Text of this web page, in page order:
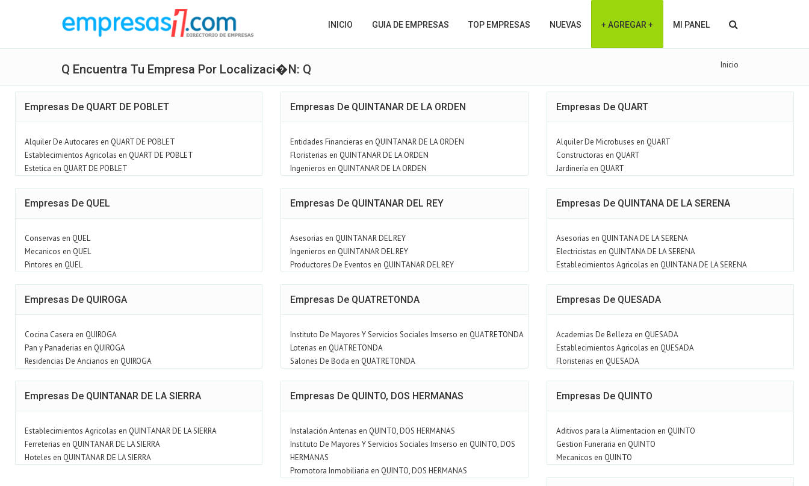
INICIO GUIA DE EMPRESAS TOP EMPRESAS NUEVAS + AGREGAR + MI PANEL
Q Encuentra Tu Empresa Por Localizaci�n: Q Inicio
Empresas De QUART DE POBLET
Alquiler De Autocares en QUART DE POBLET
Establecimientos Agricolas en QUART DE POBLET
Estetica en QUART DE POBLET
Empresas De QUINTANAR DE LA ORDEN
Entidades Financieras en QUINTANAR DE LA ORDEN
Floristerias en QUINTANAR DE LA ORDEN
Ingenieros en QUINTANAR DE LA ORDEN
Empresas De QUART
Alquiler De Microbuses en QUART
Constructoras en QUART
Jardinería en QUART
Empresas De QUEL
Conservas en QUEL
Mecanicos en QUEL
Pintores en QUEL
Empresas De QUINTANAR DEL REY
Asesorias en QUINTANAR DEL REY
Ingenieros en QUINTANAR DEL REY
Productores De Eventos en QUINTANAR DEL REY
Empresas De QUINTANA DE LA SERENA
Asesorias en QUINTANA DE LA SERENA
Electricistas en QUINTANA DE LA SERENA
Establecimientos Agricolas en QUINTANA DE LA SERENA
Empresas De QUIROGA
Cocina Casera en QUIROGA
Pan y Panaderias en QUIROGA
Residencias De Ancianos en QUIROGA
Empresas De QUATRETONDA
Instituto De Mayores Y Servicios Sociales Imserso en QUATRETONDA
Loterias en QUATRETONDA
Salones De Boda en QUATRETONDA
Empresas De QUESADA
Academias De Belleza en QUESADA
Establecimientos Agricolas en QUESADA
Floristerias en QUESADA
Empresas De QUINTANAR DE LA SIERRA
Establecimientos Agricolas en QUINTANAR DE LA SIERRA
Ferreterias en QUINTANAR DE LA SIERRA
Hoteles en QUINTANAR DE LA SIERRA
Empresas De QUINTO, DOS HERMANAS
Instalación Antenas en QUINTO, DOS HERMANAS
Instituto De Mayores Y Servicios Sociales Imserso en QUINTO, DOS
HERMANAS
Promotora Inmobiliaria en QUINTO, DOS HERMANAS
Empresas De QUINTO
Aditivos para la Alimentacion en QUINTO
Gestion Funeraria en QUINTO
Mecanicos en QUINTO